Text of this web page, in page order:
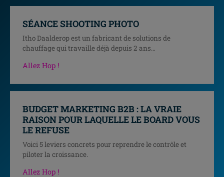
SÉANCE SHOOTING PHOTO
Itho Daalderop est un fabricant de solutions de
chauffage qui travaille déjà depuis 2 ans…
Allez Hop !
BUDGET MARKETING B2B : LA VRAIE
RAISON POUR LAQUELLE LE BOARD VOUS
LE REFUSE
Voici 5 leviers concrets pour reprendre le contrôle et
piloter la croissance.
Allez Hop !